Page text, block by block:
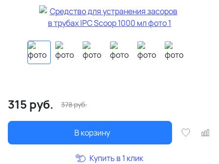
315 руб. 378руб.
В корзину
Купить в 1 клик